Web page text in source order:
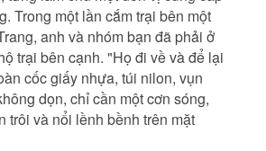
Trong một lần cắm trại bên một
anh và nhóm bạn đã phải ở
trại bên cạnh. "Họ đi về và để lại
cốc giấy nhựa, túi nilon, vụn
dọn, chỉ cần một cơn sóng,
trôi và nổi lềnh bềnh trên mặt